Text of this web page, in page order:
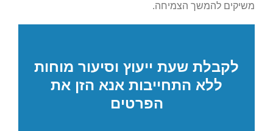
משיקים להמשך הצמיחה.
לקבלת שעת ייעוץ וסיעור מוחות
ללא התחייבות אנא הזן את
הפרטים